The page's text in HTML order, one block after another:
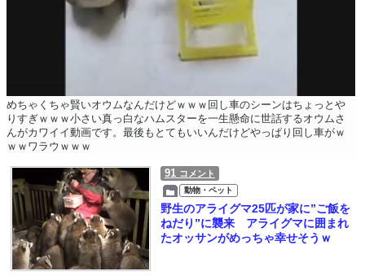
めちゃくちゃ賢いオウムなんだけどｗｗｗ回し車のシーンはちょっとや
りすぎｗｗｗ小さい真っ白なハムスターを一生懸命に世話するオウムさ
んがカワイイ動画です。最後もとてもいいんだけどやっぱり回し車がｗ
ｗｗワラウｗｗｗ
91 コメント
動物・ペット
野生のアライグマ25匹が家に”ご飯を
ねだり”に襲来 アライグマに囲まれ
たオッサンがめっちゃ幸せそうｗ